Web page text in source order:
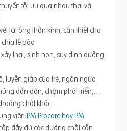
tối ưu qua nhau thai và
tật ống thần kinh, cần thiết cho
tế bào
thai, sinh non, suy dinh dưỡng
tuyến giáp của trẻ, ngăn ngừa
đần độn, chậm phát triển,…
chất khác.
viên PM Procare hay PM
đầy đủ các dưỡng chất cần